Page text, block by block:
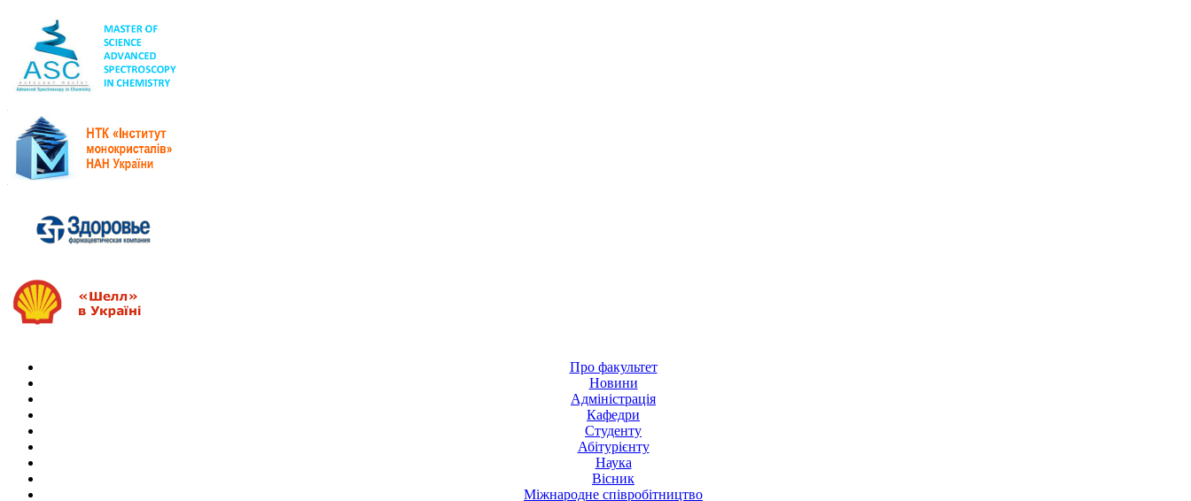
Про факультет
Новини
Адміністрація
Кафедри
Студенту
Абітурієнту
Наука
Вісник
Міжнародне співробітництво